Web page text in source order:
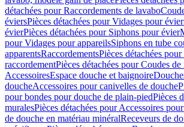
détachées pour Raccordements de lavabo
éviersPièces détachées pour Vidages pour
évierPièces détachées pour Siphons pour évier
pour Vidages pour appareilsSiphons en tube
apparentsRaccordementsPièces détachées
raccordementPièces détachées pour Coudes
AccessoiresEspace douche et baignoire
doucheAccessoires pour canivelles de douche
pour bondes pour douche de plain-piedPièces
muralesPièces détachées pour Accessoires
de douche en matériau minéralReceveurs de